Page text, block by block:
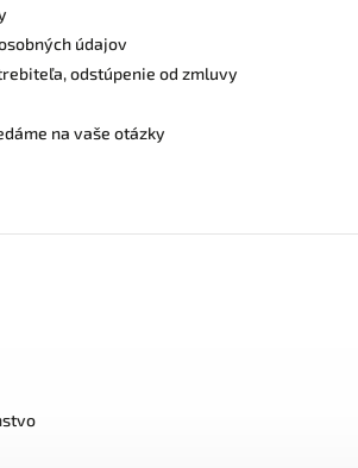
údajov
odstúpenie od zmluvy
na vaše otázky